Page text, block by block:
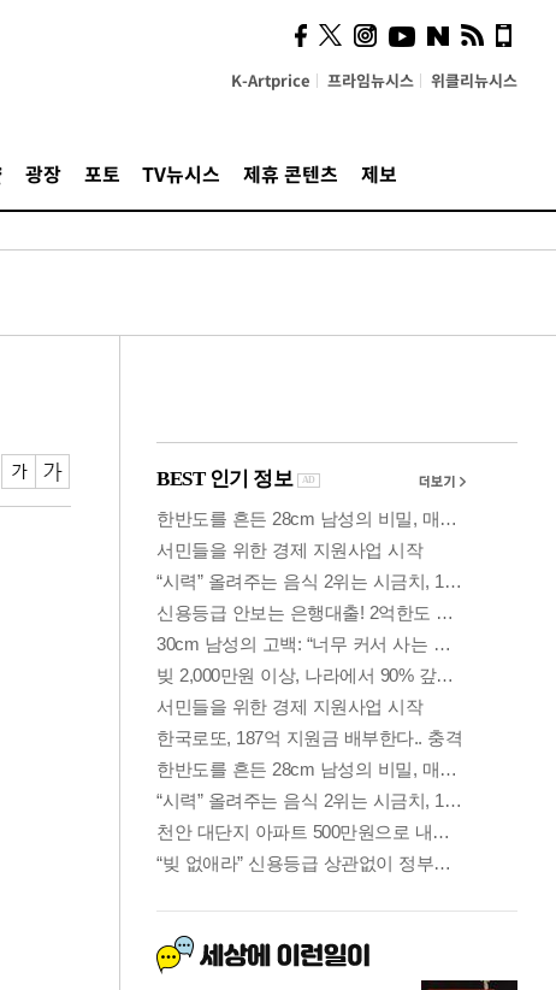
K-Artprice 프라임뉴시스 위클리뉴시스
광장 포토 TV뉴시스 제휴 콘텐츠 제보
시, 스마트폰 액세서리에
NFC 더했다